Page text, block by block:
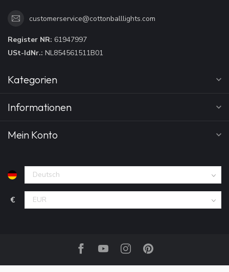
customerservice@cottonballlights.com
Register NR: 61947997
USt-IdNr.: NL854561511B01
Kategorien
Informationen
Mein Konto
€